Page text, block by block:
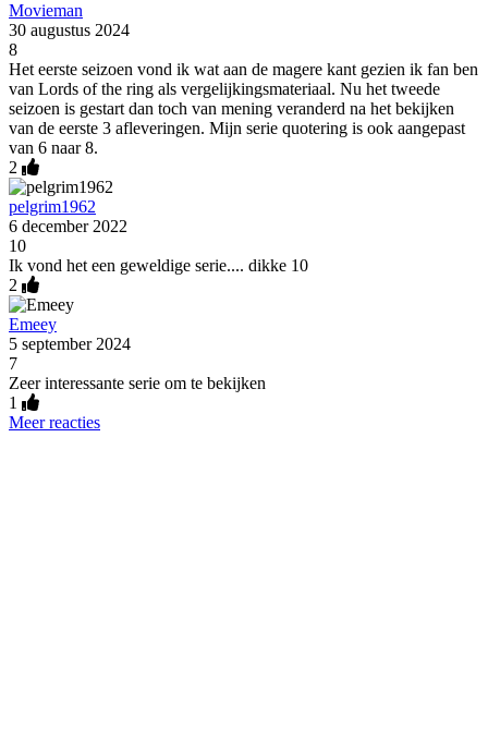
Movieman
30 augustus 2024
8
Het eerste seizoen vond ik wat aan de magere kant gezien ik fan ben
van Lords of the ring als vergelijkingsmateriaal. Nu het tweede
seizoen is gestart dan toch van mening veranderd na het bekijken
van de eerste 3 afleveringen. Mijn serie quotering is ook aangepast
van 6 naar 8.
2
pelgrim1962
6 december 2022
10
Ik vond het een geweldige serie.... dikke 10
2
Emeey
5 september 2024
7
Zeer interessante serie om te bekijken
1
Meer reacties